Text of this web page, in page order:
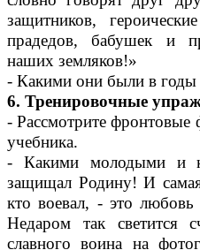
защитников,
прадедов, бабушек и
наших земляков!»
- Какими они были в
6. Тренировочные
- Рассмотрите фронтовые
учебника.
- Какими молодыми и
защищал Родину! И самая
кто воевал, - это
Недаром так светится
славного воина на